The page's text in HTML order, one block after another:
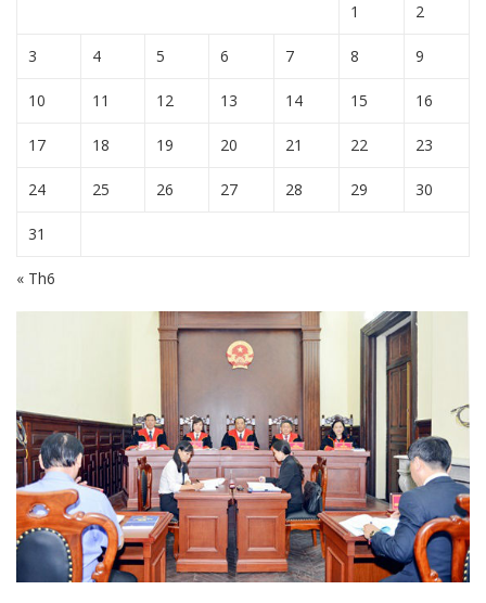
1 2
3 4 5 6 7 8 9
10 11 12 13 14 15 16
17 18 19 20 21 22 23
24 25 26 27 28 29 30
31
« Th6